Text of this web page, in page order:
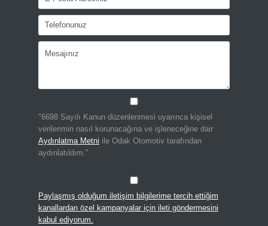
"6698 Sayılı Kanun düzenlenmesi uyarınca kişisel
verilerimin nasıl korunacağına ve işleneceğine dair
Aydınlatma Metni ile Odak Otomotiv tarafından
aydınlatıldım."
Paylaşmış olduğum iletişim bilgilerime tercih ettiğim
kanallardan özel kampanyalar için ileti göndermesini
kabul ediyorum.